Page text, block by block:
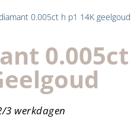
0.005ct h p1 14K geelgoud
0.005ct
3 werkdagen